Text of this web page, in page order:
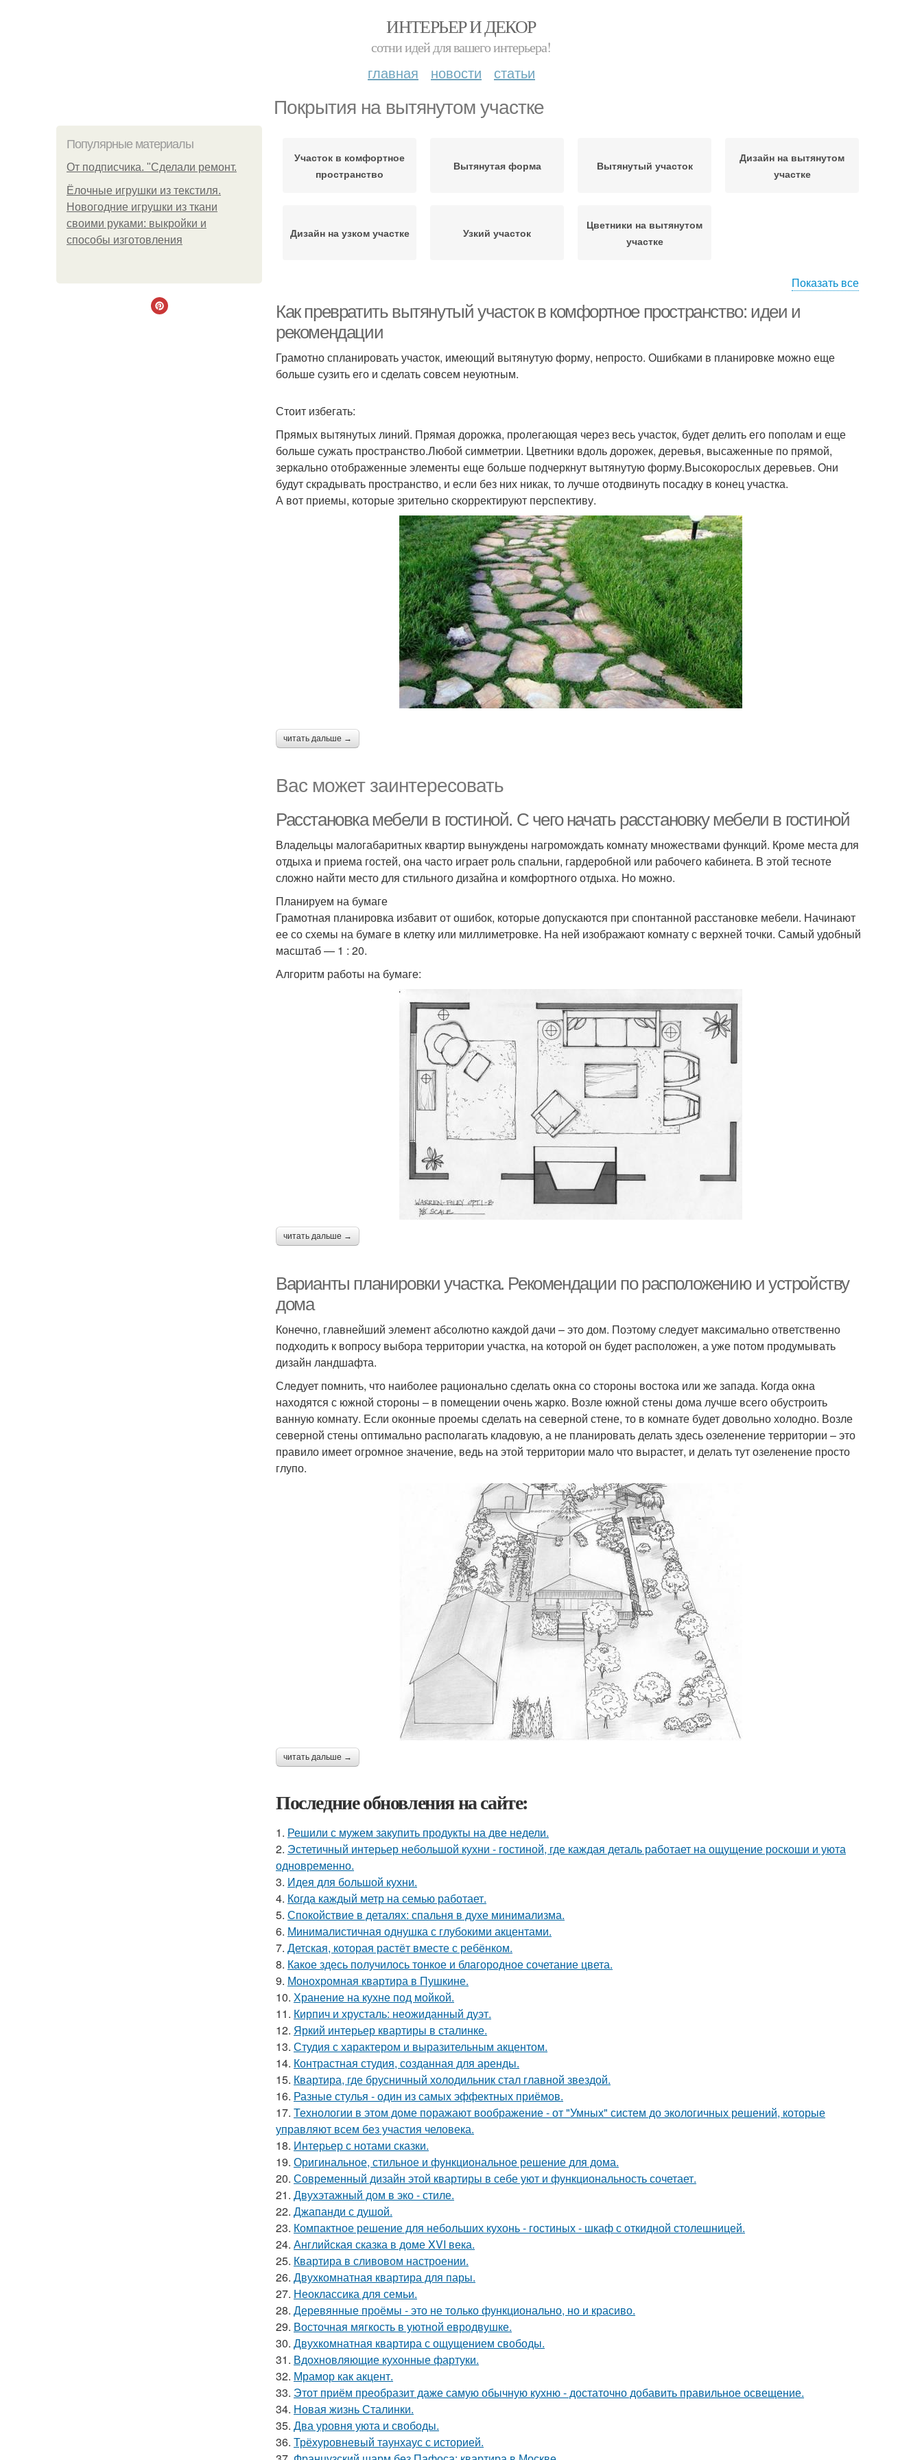
ИНТЕРЬЕР И ДЕКОР
сотни идей для вашего интерьера!
главная новости статьи
Покрытия на вытянутом участке
Популярные материалы
От подписчика. "Сделали ремонт.
Ёлочные игрушки из текстиля.
Новогодние игрушки из ткани
своими руками: выкройки и
способы изготовления
Участок в комфортное
пространство
Вытянутая форма Вытянутый участок
Дизайн на вытянутом
участке
Дизайн на узком участке Узкий участок
Цветники на вытянутом
участке
Показать все
Как превратить вытянутый участок в комфортное пространство: идеи и
рекомендации
Грамотно спланировать участок, имеющий вытянутую форму, непросто. Ошибками в планировке можно еще
больше сузить его и сделать совсем неуютным.
Стоит избегать:
Прямых вытянутых линий. Прямая дорожка, пролегающая через весь участок, будет делить его пополам и еще
больше сужать пространство.Любой симметрии. Цветники вдоль дорожек, деревья, высаженные по прямой,
зеркально отображенные элементы еще больше подчеркнут вытянутую форму.Высокорослых деревьев. Они
будут скрадывать пространство, и если без них никак, то лучше отодвинуть посадку в конец участка.
А вот приемы, которые зрительно скорректируют перспективу.
читать дальше →
Вас может заинтересовать
Расстановка мебели в гостиной. С чего начать расстановку мебели в гостиной
Владельцы малогабаритных квартир вынуждены нагромождать комнату множествами функций. Кроме места для
отдыха и приема гостей, она часто играет роль спальни, гардеробной или рабочего кабинета. В этой тесноте
сложно найти место для стильного дизайна и комфортного отдыха. Но можно.
Планируем на бумаге
Грамотная планировка избавит от ошибок, которые допускаются при спонтанной расстановке мебели. Начинают
ее со схемы на бумаге в клетку или миллиметровке. На ней изображают комнату с верхней точки. Самый удобный
масштаб — 1 : 20.
Алгоритм работы на бумаге:
читать дальше →
Варианты планировки участка. Рекомендации по расположению и устройству
дома
Конечно, главнейший элемент абсолютно каждой дачи – это дом. Поэтому следует максимально ответственно
подходить к вопросу выбора территории участка, на которой он будет расположен, а уже потом продумывать
дизайн ландшафта.
Следует помнить, что наиболее рационально сделать окна со стороны востока или же запада. Когда окна
находятся с южной стороны – в помещении очень жарко. Возле южной стены дома лучше всего обустроить
ванную комнату. Если оконные проемы сделать на северной стене, то в комнате будет довольно холодно. Возле
северной стены оптимально располагать кладовую, а не планировать делать здесь озеленение территории – это
правило имеет огромное значение, ведь на этой территории мало что вырастет, и делать тут озеленение просто
глупо.
читать дальше →
Последние обновления на сайте:
1. Решили с мужем закупить продукты на две недели.
2. Эстетичный интерьер небольшой кухни - гостиной, где каждая деталь работает на ощущение роскоши и уюта
одновременно.
3. Идея для большой кухни.
4. Когда каждый метр на семью работает.
5. Спокойствие в деталях: спальня в духе минимализма.
6. Минималистичная однушка с глубокими акцентами.
7. Детская, которая растёт вместе с ребёнком.
8. Какое здесь получилось тонкое и благородное сочетание цвета.
9. Монохромная квартира в Пушкине.
10. Хранение на кухне под мойкой.
11. Кирпич и хрусталь: неожиданный дуэт.
12. Яркий интерьер квартиры в сталинке.
13. Студия с характером и выразительным акцентом.
14. Контрастная студия, созданная для аренды.
15. Квартира, где брусничный холодильник стал главной звездой.
16. Разные стулья - один из самых эффектных приёмов.
17. Технологии в этом доме поражают воображение - от "Умных" систем до экологичных решений, которые
управляют всем без участия человека.
18. Интерьер с нотами сказки.
19. Оригинальное, стильное и функциональное решение для дома.
20. Современный дизайн этой квартиры в себе уют и функциональность сочетает.
21. Двухэтажный дом в эко - стиле.
22. Джапанди с душой.
23. Компактное решение для небольших кухонь - гостиных - шкаф с откидной столешницей.
24. Английская сказка в доме XVI века.
25. Квартира в сливовом настроении.
26. Двухкомнатная квартира для пары.
27. Неоклассика для семьи.
28. Деревянные проёмы - это не только функционально, но и красиво.
29. Восточная мягкость в уютной евродвушке.
30. Двухкомнатная квартира с ощущением свободы.
31. Вдохновляющие кухонные фартуки.
32. Мрамор как акцент.
33. Этот приём преобразит даже самую обычную кухню - достаточно добавить правильное освещение.
34. Новая жизнь Сталинки.
35. Два уровня уюта и свободы.
36. Трёхуровневый таунхаус с историей.